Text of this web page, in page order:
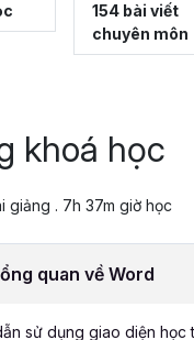
154 bài viết
chuyên môn
khoá học
giảng . 7h 37m giờ học
quan về Word
sử dụng giao diện học